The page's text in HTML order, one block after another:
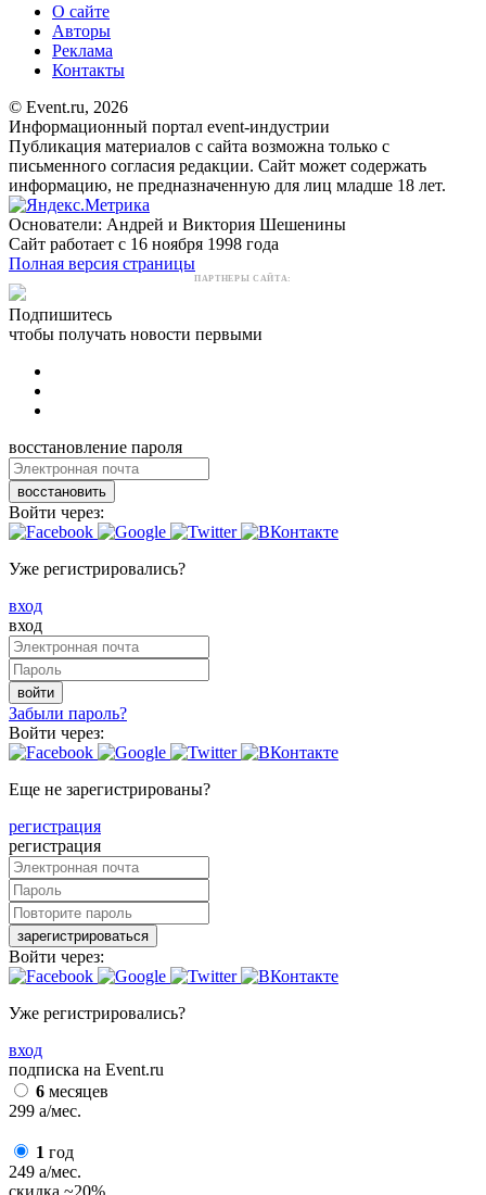
О сайте
Авторы
Реклама
Контакты
© Event.ru, 2026
Информационный портал event-индустрии
Публикация материалов с сайта возможна только с
письменного согласия редакции. Сайт может содержать
информацию, не предназначенную для лиц младше 18 лет.
Основатели: Андрей и Виктория Шешенины
Сайт работает с 16 ноября 1998 года
Полная версия страницы
ПАРТНЕРЫ САЙТА:
Подпишитесь
чтобы получать новости первыми
восстановление пароля
восстановить
Войти через:
Уже регистрировались?
вход
вход
войти
Забыли пароль?
Войти через:
Еще не зарегистрированы?
регистрация
регистрация
зарегистрироваться
Войти через:
Уже регистрировались?
вход
подписка на Event.ru
6 месяцев
299 a/мес.
1 год
249 a/мес.
скидка ~20%